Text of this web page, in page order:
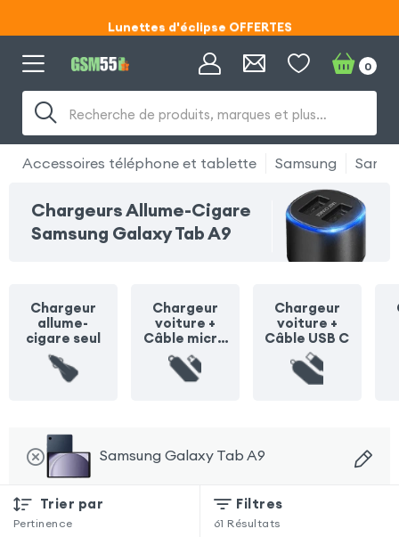
Code ECLIPSE55
Code ECLIPSE55
Recherche de produits, marques et plus…
0
Accessoires téléphone et tablette Samsung
Chargeurs Allume-Cigare
Samsung Galaxy Tab A9
Chargeur
allume-
cigare seul
Chargeur
voiture +
Câble micro
USB
Chargeur
voiture +
Câble USB C
Samsung Galaxy Tab A9
Trier par
Pertinence
Filtres
61 Résultats